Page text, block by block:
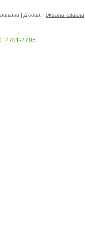
| Додав: oksana-tatarina
2701-2705